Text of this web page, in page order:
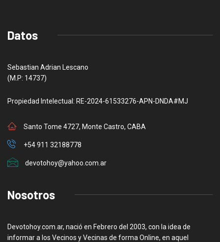
Datos
Sebastian Adrian Lescano
(M.P: 14737)
Propiedad Intelectual: RE-2024-61533276-APN-DNDA#MJ
Santo Tome 4727, Monte Castro, CABA
+54 911 32188778
devotohoy@yahoo.com.ar
Nosotros
Devotohoy.com.ar, nació en Febrero del 2003, con la idea de
informar a los Vecinos y Vecinas de forma Online, en aquel